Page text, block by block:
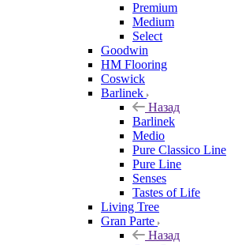
Premium
Medium
Select
Goodwin
HM Flooring
Coswick
Barlinek
Назад
Barlinek
Medio
Pure Classico Line
Pure Line
Senses
Tastes of Life
Living Tree
Gran Parte
Назад